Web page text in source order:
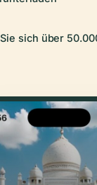
sich über